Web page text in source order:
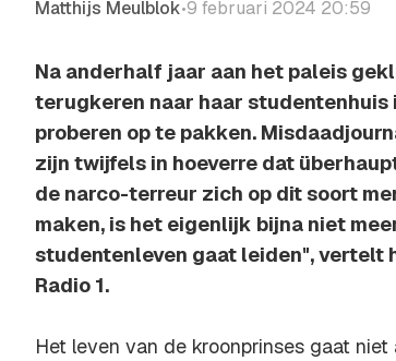
Matthijs Meulblok•9 februari 2024 20:59
Na anderhalf jaar aan het paleis
terugkeren naar haar studentenhuis
proberen op te pakken.
zijn twijfels in hoeverre dat
de narco-terreur zich op dit soort
maken, is het eigenlijk bijna niet
studentenleven gaat leiden", vertelt
Radio 1.
Het leven van de kroonprinses gaat